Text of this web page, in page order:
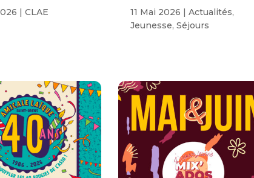
|CLAE 11 Mai 2026 |Actualités,
Jeunesse,Séjours